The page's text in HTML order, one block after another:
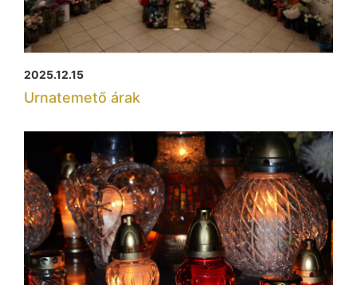
2025.12.15
Urnatemető árak